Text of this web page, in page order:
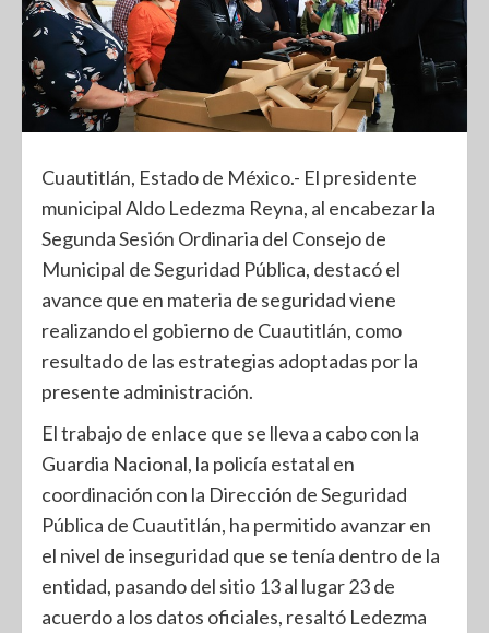
Cuautitlán, Estado de México.- El presidente
municipal Aldo Ledezma Reyna, al encabezar la
Segunda Sesión Ordinaria del Consejo de
Municipal de Seguridad Pública, destacó el
avance que en materia de seguridad viene
realizando el gobierno de Cuautitlán, como
resultado de las estrategias adoptadas por la
presente administración.
El trabajo de enlace que se lleva a cabo con la
Guardia Nacional, la policía estatal en
coordinación con la Dirección de Seguridad
Pública de Cuautitlán, ha permitido avanzar en
el nivel de inseguridad que se tenía dentro de la
entidad, pasando del sitio 13 al lugar 23 de
acuerdo a los datos oficiales, resaltó Ledezma